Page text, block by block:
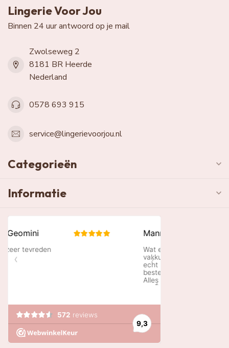
Lingerie Voor Jou
Binnen 24 uur antwoord op je mail
Zwolseweg 2
8181 BR Heerde
Nederland
0578 693 915
service@lingerievoorjou.nl
Categorieën
Informatie